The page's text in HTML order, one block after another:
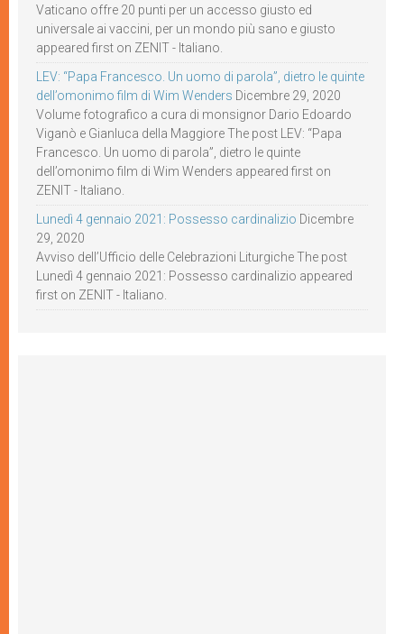
Vaticano offre 20 punti per un accesso giusto ed
universale ai vaccini, per un mondo più sano e giusto
appeared first on ZENIT - Italiano.
LEV: “Papa Francesco. Un uomo di parola”, dietro le quinte
dell’omonimo film di Wim Wenders Dicembre 29, 2020
Volume fotografico a cura di monsignor Dario Edoardo
Viganò e Gianluca della Maggiore The post LEV: “Papa
Francesco. Un uomo di parola”, dietro le quinte
dell’omonimo film di Wim Wenders appeared first on
ZENIT - Italiano.
Lunedì 4 gennaio 2021: Possesso cardinalizio Dicembre
29, 2020
Avviso dell’Ufficio delle Celebrazioni Liturgiche The post
Lunedì 4 gennaio 2021: Possesso cardinalizio appeared
first on ZENIT - Italiano.